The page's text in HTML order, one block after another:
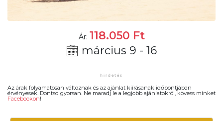
Ár: 118.050 Ft
március 9 - 16
Az árak folyamatosan változnak és az ajánlat kiírásanak időpontjában
érvényesek. Döntsd gyorsan. Ne maradj le a legjobb ajánlatokról, kövess minket
Facebookon!